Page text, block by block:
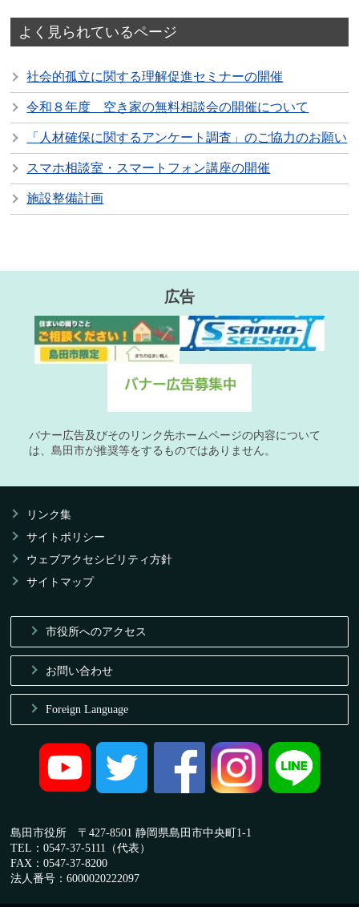
よく見られているページ
社会的孤立に関する理解促進セミナーの開催
令和８年度 空き家の無料相談会の開催について
「人材確保に関するアンケート調査」のご協力のお願い
スマホ相談室・スマートフォン講座の開催
施設整備計画
広告
バナー広告及びそのリンク先ホームページの内容について
は、島田市が推奨等をするものではありません。
リンク集
サイトポリシー
ウェブアクセシビリティ方針
サイトマップ
市役所へのアクセス
お問い合わせ
Foreign Language
島田市役所 〒427-8501 静岡県島田市中央町1-1
TEL：0547-37-5111（代表）
FAX：0547-37-8200
法人番号：6000020222097